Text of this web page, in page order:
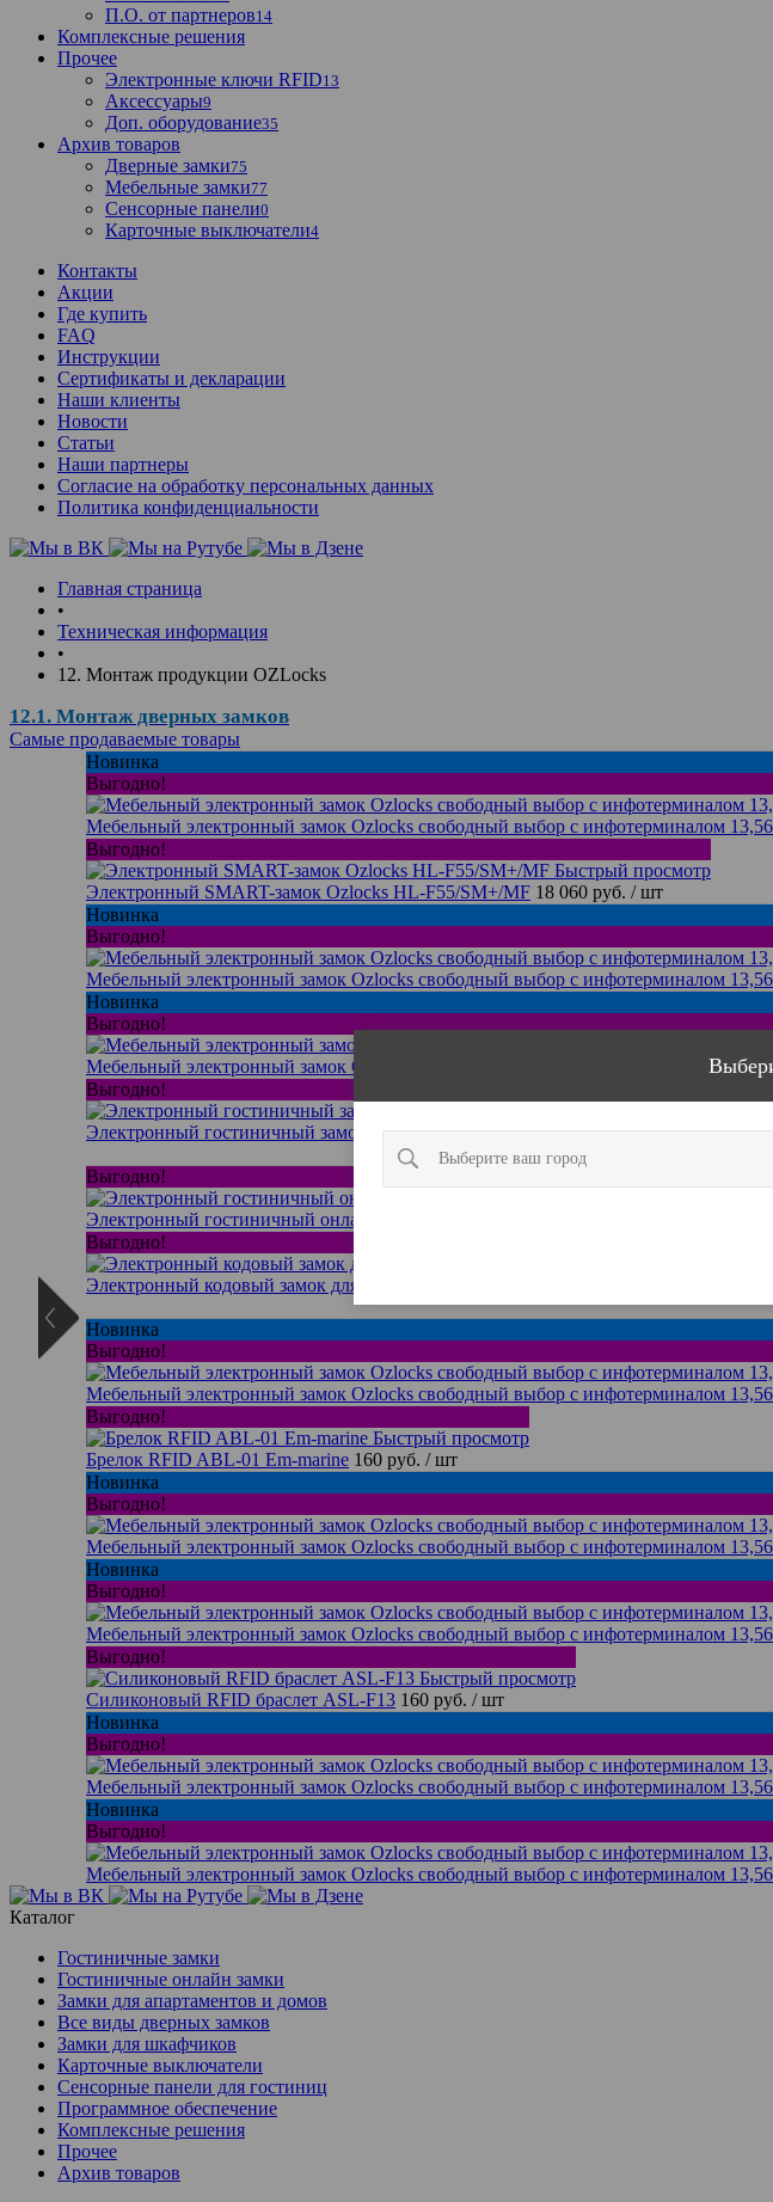
П.О. от партнеров14
Комплексные решения
Прочее
Электронные ключи RFID13
Аксессуары9
Доп. оборудование35
Архив товаров
Дверные замки75
Мебельные замки77
Сенсорные панели0
Карточные выключатели4
Контакты
Акции
Где купить
FAQ
Инструкции
Сертификаты и декларации
Наши клиенты
Новости
Статьи
Наши партнеры
Согласие на обработку персональных данных
Политика конфиденциальности
Главная страница
•
Техническая информация
•
12. Монтаж продукции OZLocks
12.1. Монтаж дверных замков
Самые продаваемые товары
Новинка
Выгодно!
Мебельный электронный замок Ozlocks свободный выбор с инфотерминалом
Выгодно!
Быстрый просмотр
Электронный SMART-замок Ozlocks HL-F55/SM+/MF 18 060 руб. / шт
Новинка
Выгодно!
Мебельный электронный замок Ozlocks свободный выбор с инфотерминалом
Новинка
Выгодно!
Мебельный электронный замок Ozlocks свободный выбор с инфотерминалом
Выгодно!
Электронный гостиничный замок Ozlocks HL-F16/H/MF 14 620 руб./ шт
Выгодно!
Электронный гостиничный онлайн-замок OZLocks HL-F16/WR/MF
Выгодно!
Электронный кодовый замок для шкафчика Ozlocks 125 kHz SL-F01/C/EM/P
Новинка
Выгодно!
Мебельный электронный замок Ozlocks свободный выбор с инфотерминалом
Выгодно!
Быстрый просмотр
Брелок RFID ABL-01 Em-marine 160 руб. / шт
Новинка
Выгодно!
Мебельный электронный замок Ozlocks свободный выбор с инфотерминалом
Новинка
Выгодно!
Мебельный электронный замок Ozlocks свободный выбор с инфотерминалом
Выгодно!
Быстрый просмотр
Силиконовый RFID браслет ASL-F13 160 руб. / шт
Новинка
Выгодно!
Мебельный электронный замок Ozlocks свободный выбор с инфотерминалом
Новинка
Выгодно!
Мебельный электронный замок Ozlocks свободный выбор с инфотерминалом
Каталог
Гостиничные замки
Гостиничные онлайн замки
Замки для апартаментов и домов
Все виды дверных замков
Замки для шкафчиков
Карточные выключатели
Сенсорные панели для гостиниц
Программное обеспечение
Комплексные решения
Прочее
Архив товаров